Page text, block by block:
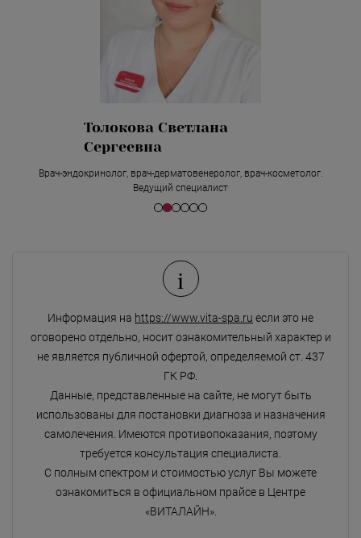
Толокова Светлана
Сергеевна
Врач-эндокринолог, врач-дерматовенеролог, врач-косметолог.
Ведущий специалист
i
Информация на https://www.vita-spa.ru если это не
оговорено отдельно, носит ознакомительный характер и
не является публичной офертой, определяемой ст. 437
ГК РФ.
Данные, представленные на сайте, не могут быть
использованы для постановки диагноза и назначения
самолечения. Имеются противопоказания, поэтому
требуется консультация специалиста.
С полным спектром и стоимостью услуг Вы можете
ознакомиться в официальном прайсе в Центре
«ВИТАЛАЙН».